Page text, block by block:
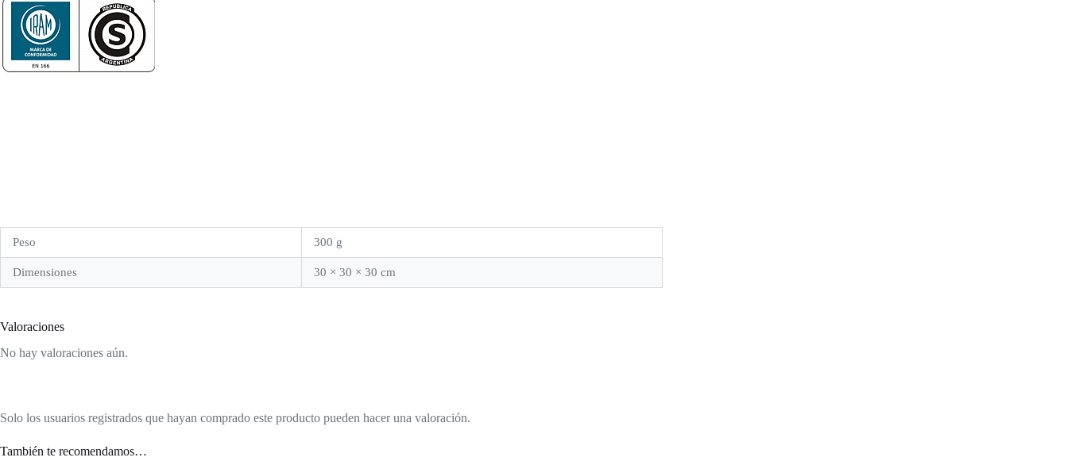
Peso 300 g
Dimensiones 30 × 30 × 30 cm
Valoraciones
No hay valoraciones aún.
Solo los usuarios registrados que hayan comprado este producto pueden hacer una valoración.
También te recomendamos…